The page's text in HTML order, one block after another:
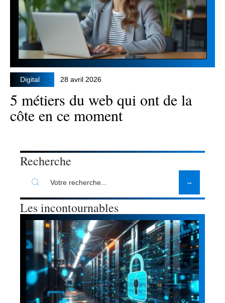
Digital 28 avril 2026
5 métiers du web qui ont de la
côte en ce moment
Recherche
Les incontournables